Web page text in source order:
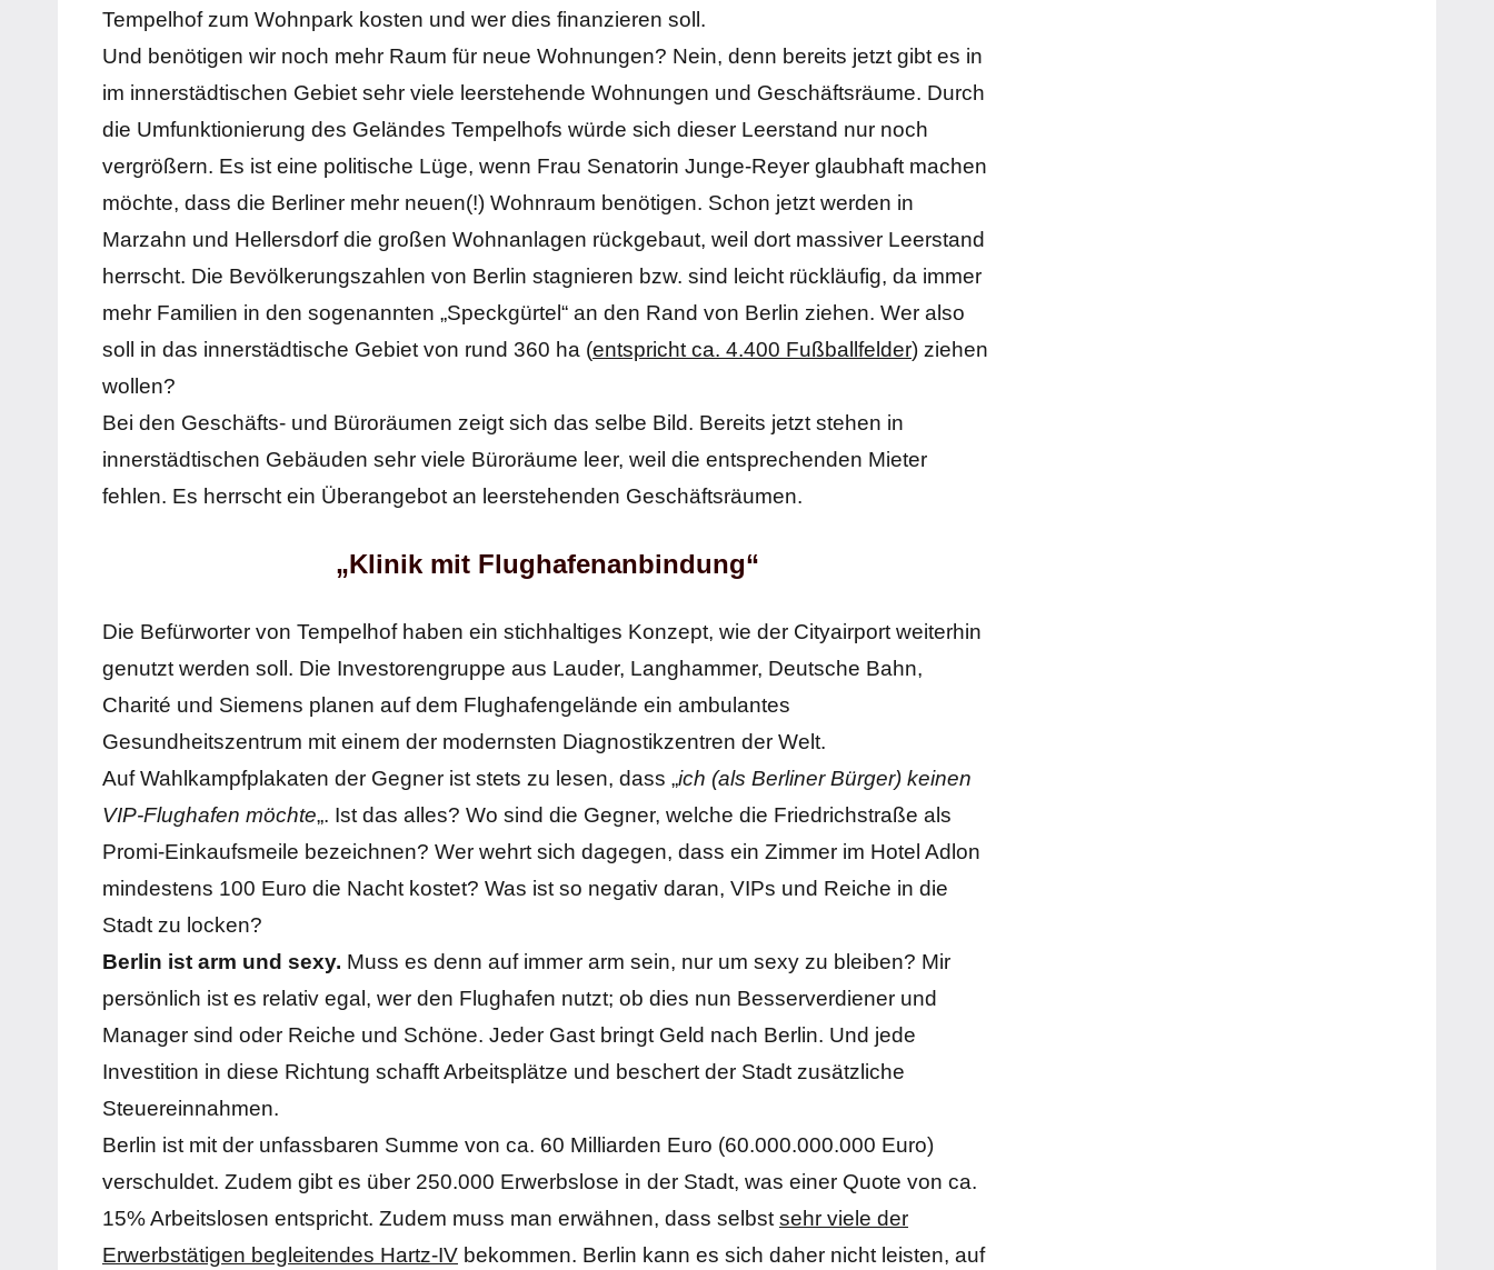
Tempelhof zum Wohnpark kosten und wer dies finanzieren soll.
Und benötigen wir noch mehr Raum für neue Wohnungen? Nein, denn bereits jetzt gibt es in
im innerstädtischen Gebiet sehr viele leerstehende Wohnungen und Geschäftsräume. Durch
die Umfunktionierung des Geländes Tempelhofs würde sich dieser Leerstand nur noch
vergrößern. Es ist eine politische Lüge, wenn Frau Senatorin Junge-Reyer glaubhaft machen
möchte, dass die Berliner mehr neuen(!) Wohnraum benötigen. Schon jetzt werden in
Marzahn und Hellersdorf die großen Wohnanlagen rückgebaut, weil dort massiver Leerstand
herrscht. Die Bevölkerungszahlen von Berlin stagnieren bzw. sind leicht rückläufig, da immer
mehr Familien in den sogenannten „Speckgürtel“ an den Rand von Berlin ziehen. Wer also
soll in das innerstädtische Gebiet von rund 360 ha (entspricht ca. 4.400 Fußballfelder) ziehen
wollen?
Bei den Geschäfts- und Büroräumen zeigt sich das selbe Bild. Bereits jetzt stehen in
innerstädtischen Gebäuden sehr viele Büroräume leer, weil die entsprechenden Mieter
fehlen. Es herrscht ein Überangebot an leerstehenden Geschäftsräumen.
„Klinik mit Flughafenanbindung“
Die Befürworter von Tempelhof haben ein stichhaltiges Konzept, wie der Cityairport weiterhin
genutzt werden soll. Die Investorengruppe aus Lauder, Langhammer, Deutsche Bahn,
Charité und Siemens planen auf dem Flughafengelände ein ambulantes
Gesundheitszentrum mit einem der modernsten Diagnostikzentren der Welt.
Auf Wahlkampfplakaten der Gegner ist stets zu lesen, dass „ich (als Berliner Bürger) keinen
VIP-Flughafen möchte„. Ist das alles? Wo sind die Gegner, welche die Friedrichstraße als
Promi-Einkaufsmeile bezeichnen? Wer wehrt sich dagegen, dass ein Zimmer im Hotel Adlon
mindestens 100 Euro die Nacht kostet? Was ist so negativ daran, VIPs und Reiche in die
Stadt zu locken?
Berlin ist arm und sexy. Muss es denn auf immer arm sein, nur um sexy zu bleiben? Mir
persönlich ist es relativ egal, wer den Flughafen nutzt; ob dies nun Besserverdiener und
Manager sind oder Reiche und Schöne. Jeder Gast bringt Geld nach Berlin. Und jede
Investition in diese Richtung schafft Arbeitsplätze und beschert der Stadt zusätzliche
Steuereinnahmen.
Berlin ist mit der unfassbaren Summe von ca. 60 Milliarden Euro (60.000.000.000 Euro)
verschuldet. Zudem gibt es über 250.000 Erwerbslose in der Stadt, was einer Quote von ca.
15% Arbeitslosen entspricht. Zudem muss man erwähnen, dass selbstsehr viele der
Erwerbstätigen begleitendes Hartz-IV bekommen. Berlin kann es sich daher nicht leisten, auf